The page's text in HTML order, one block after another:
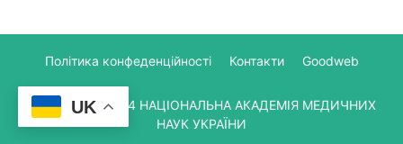
Політика конфеденційності Контакти Goodweb
© Copyright 2024 НАЦІОНАЛЬНА АКАДЕМІЯ МЕДИЧНИХ
НАУК УКРАЇНИ
UK